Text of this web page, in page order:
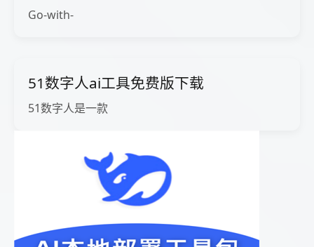
Go-with-
51数字人ai工具免费版下载
51数字人是一款